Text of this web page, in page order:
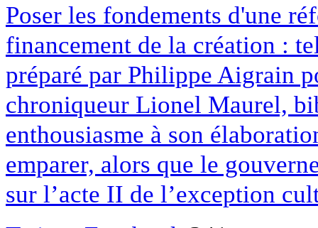
Poser les fondements d'une
financement de la création :
préparé par Philippe Aigrain
chroniqueur Lionel Maurel,
enthousiasme à son
emparer, alors que le
sur l’acte II de l’exception